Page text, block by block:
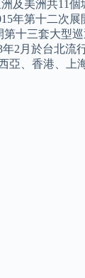
及美洲共11
年第十二次
第十三套大型
2月於台北
、香港、上